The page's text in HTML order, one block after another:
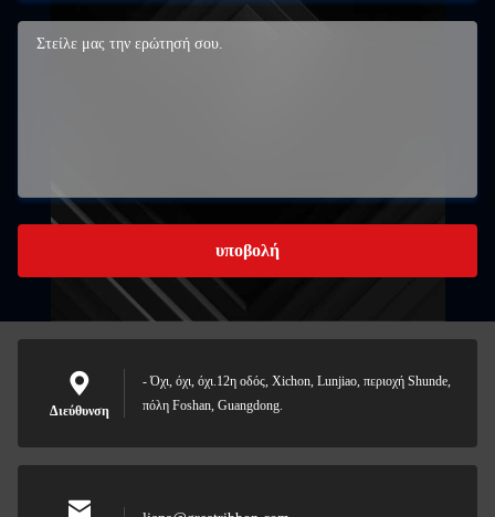
υποβολή
Διεύθυνση
- Όχι, όχι, όχι.12η οδός, Xichon, Lunjiao, περιοχή Shunde,
πόλη Foshan, Guangdong.